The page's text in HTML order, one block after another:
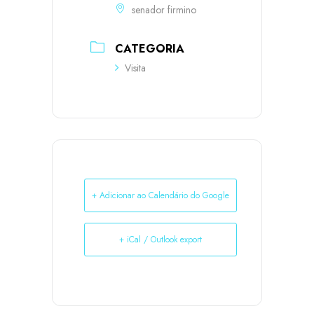
senador firmino
CATEGORIA
Visita
+ Adicionar ao Calendário do Google
+ iCal / Outlook export